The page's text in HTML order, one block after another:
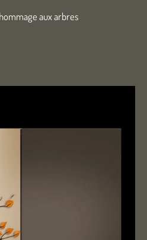
aux arbres